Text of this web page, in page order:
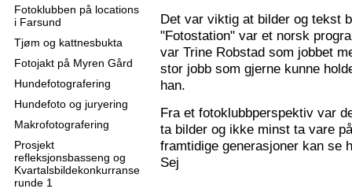
Fotoklubben på locations
i Farsund
Tjøm og kattnesbukta
Fotojakt på Myren Gård
Hundefotografering
Hundefoto og juryering
Makrofotografering
Prosjekt
refleksjonsbasseng og
Kvartalsbildekonkurranse
runde 1
Det var viktig at bilder og tekst
"Fotostation" var et norsk
var Trine Robstad som jobbet
stor jobb som gjerne kunne
han.
Fra et fotoklubbperspektiv var
ta bilder og ikke minst ta vare
framtidige generasjoner kan se
Sej